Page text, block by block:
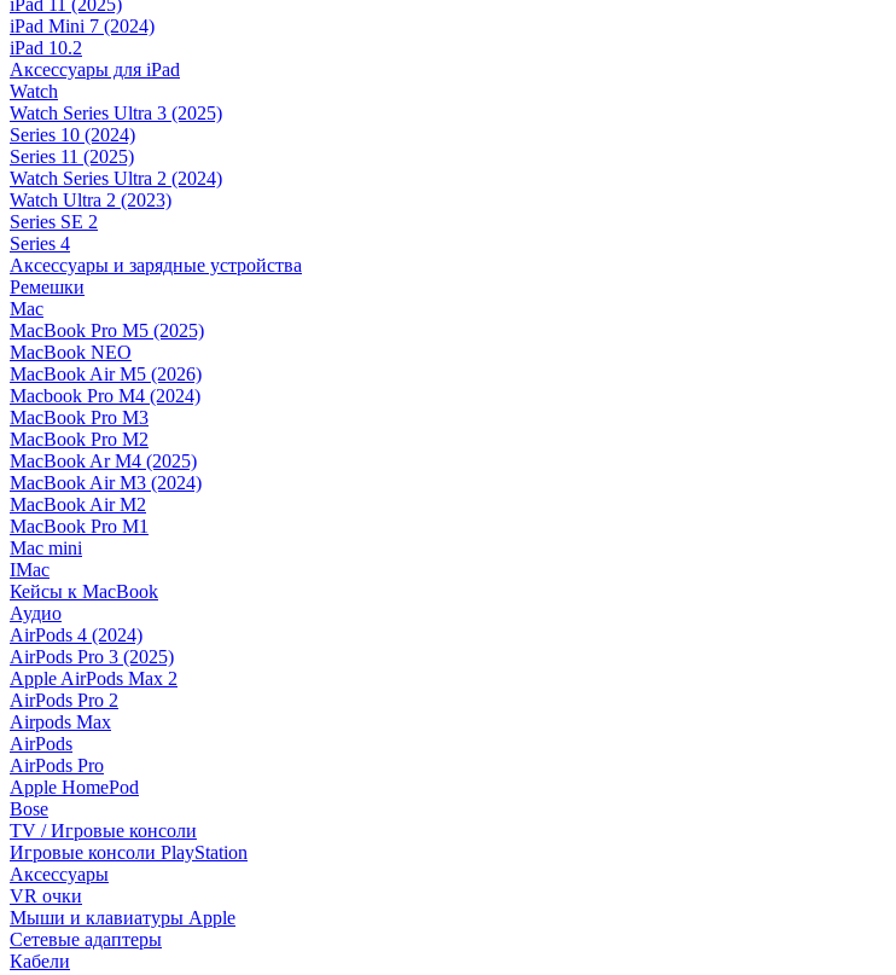
iPad 11 (2025)
iPad Mini 7 (2024)
iPad 10.2
Аксессуары для iPad
Watch
Watch Series Ultra 3 (2025)
Series 10 (2024)
Series 11 (2025)
Watch Series Ultra 2 (2024)
Watch Ultra 2 (2023)
Series SE 2
Series 4
Аксессуары и зарядные устройства
Ремешки
Mac
MacBook Pro M5 (2025)
MacBook NEO
MacBook Air M5 (2026)
Macbook Pro M4 (2024)
MacBook Pro M3
MacBook Pro M2
MacBook Ar M4 (2025)
MacBook Air M3 (2024)
MacBook Air M2
MacBook Pro M1
Mac mini
IMac
Кейсы к MacBook
Аудио
AirPods 4 (2024)
AirPods Pro 3 (2025)
Apple AirPods Max 2
AirPods Pro 2
Airpods Max
AirPods
AirPods Pro
Apple HomePod
Bose
TV / Игровые консоли
Игровые консоли PlayStation
Аксессуары
VR очки
Мыши и клавиатуры Apple
Сетевые адаптеры
Кабели